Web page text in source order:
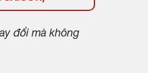
đổi mà không